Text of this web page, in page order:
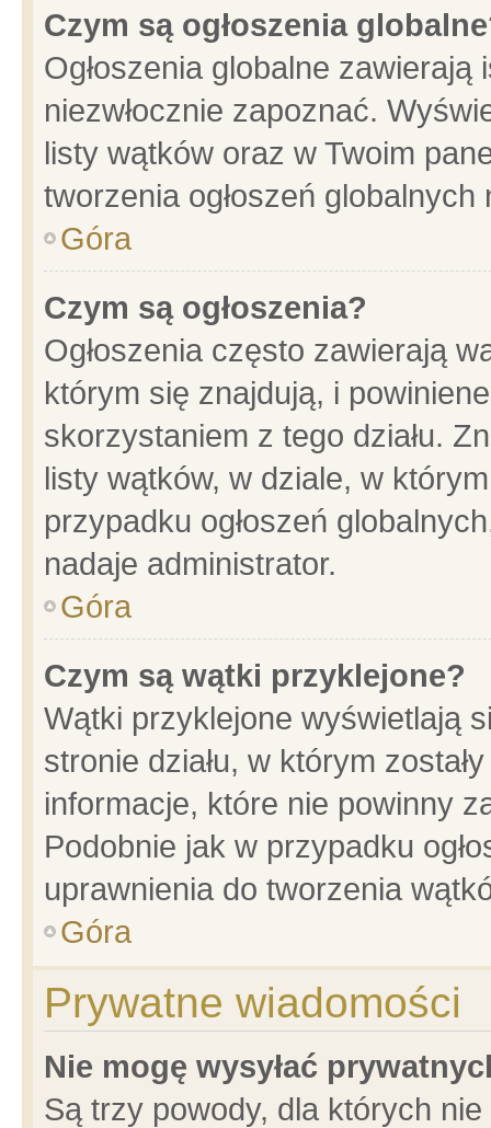
Czym są ogłoszenia
Ogłoszenia globalne
niezwłocznie zapoznać.
listy wątków oraz w Twoim
tworzenia ogłoszeń
Góra
Czym są ogłoszenia?
Ogłoszenia często zawierają
którym się znajdują, i
skorzystaniem z tego działu.
listy wątków, w dziale, w
przypadku ogłoszeń
nadaje administrator.
Góra
Czym są wątki przyklejone?
Wątki przyklejone wyświetlają
stronie działu, w którym
informacje, które nie powinny
Podobnie jak w przypadku
uprawnienia do tworzenia
Góra
Prywatne wiadomości
Nie mogę wysyłać
Są trzy powody, dla których